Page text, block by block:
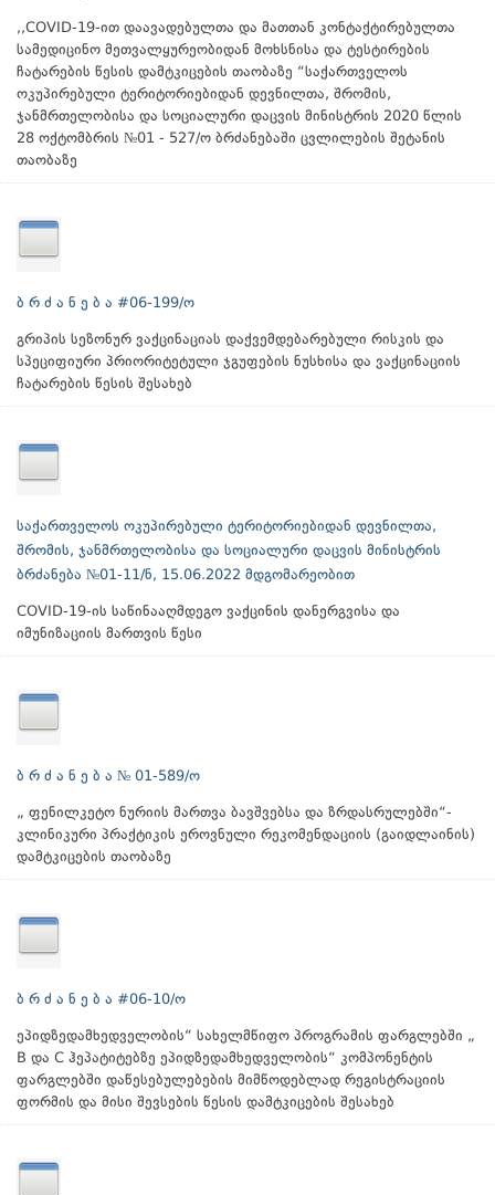
,,COVID-19-ით დაავადებულთა და მათთან კონტაქტირებულთა
სამედიცინო მეთვალყურეობიდან მოხსნისა და ტესტირების
ჩატარების წესის დამტკიცების თაობაზე “საქართველოს
ოკუპირებული ტერიტორიებიდან დევნილთა, შრომის,
ჯანმრთელობისა და სოციალური დაცვის მინისტრის 2020 წლის
28 ოქტომბრის №01 - 527/ო ბრძანებაში ცვლილების შეტანის
თაობაზე
ბ რ ძ ა ნ ე ბ ა #06-199/ო
გრიპის სეზონურ ვაქცინაციას დაქვემდებარებული რისკის და
სპეციფიური პრიორიტეტული ჯგუფების ნუსხისა და ვაქცინაციის
ჩატარების წესის შესახებ
საქართველოს ოკუპირებული ტერიტორიებიდან დევნილთა,
შრომის, ჯანმრთელობისა და სოციალური დაცვის მინისტრის
ბრძანება №01-11/ნ, 15.06.2022 მდგომარეობით
COVID-19-ის საწინააღმდეგო ვაქცინის დანერგვისა და
იმუნიზაციის მართვის წესი
ბ რ ძ ა ნ ე ბ ა № 01-589/ო
„ ფენილკეტო ნურიის მართვა ბავშვებსა და ზრდასრულებში“-
კლინიკური პრაქტიკის ეროვნული რეკომენდაციის (გაიდლაინის)
დამტკიცების თაობაზე
ბ რ ძ ა ნ ე ბ ა #06-10/ო
ეპიდზედამხედველობის“ სახელმწიფო პროგრამის ფარგლებში „
B და C ჰეპატიტებზე ეპიდზედამხედველობის“ კომპონენტის
ფარგლებში დაწესებულებების მიმწოდებლად რეგისტრაციის
ფორმის და მისი შევსების წესის დამტკიცების შესახებ